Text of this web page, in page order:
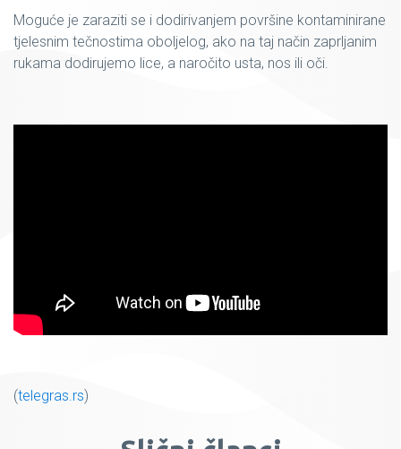
Moguće je zaraziti se i dodirivanjem površine kontaminirane
tjelesnim tečnostima oboljelog, ako na taj način zaprljanim
rukama dodirujemo lice, a naročito usta, nos ili oči.
(telegras.rs)